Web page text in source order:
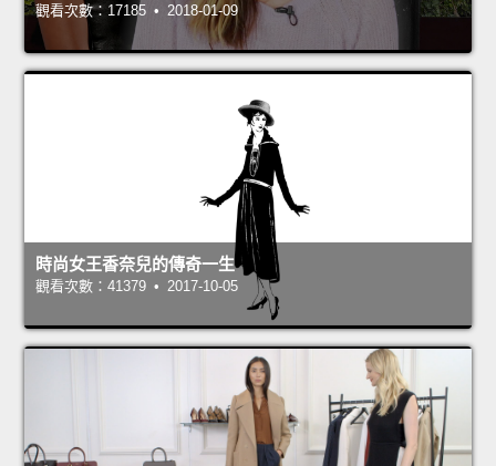
觀看次數：17185 • 2018-01-09
時尚女王香奈兒的傳奇一生
觀看次數：41379 • 2017-10-05